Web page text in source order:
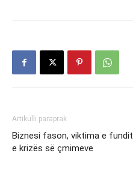
Artikulli paraprak
Biznesi fason, viktima e fundit
e krizës së çmimeve